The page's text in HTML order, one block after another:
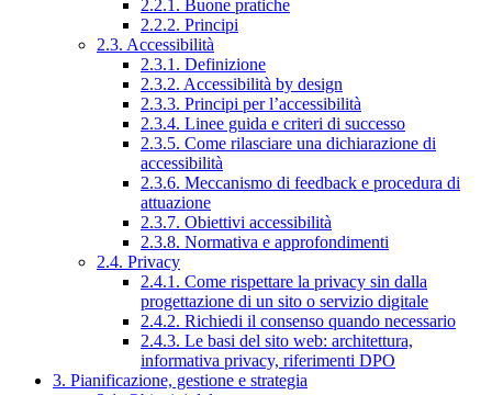
2.2.1. Buone pratiche
2.2.2. Principi
2.3. Accessibilità
2.3.1. Definizione
2.3.2. Accessibilità by design
2.3.3. Principi per l’accessibilità
2.3.4. Linee guida e criteri di successo
2.3.5. Come rilasciare una dichiarazione di
accessibilità
2.3.6. Meccanismo di feedback e procedura di
attuazione
2.3.7. Obiettivi accessibilità
2.3.8. Normativa e approfondimenti
2.4. Privacy
2.4.1. Come rispettare la privacy sin dalla
progettazione di un sito o servizio digitale
2.4.2. Richiedi il consenso quando necessario
2.4.3. Le basi del sito web: architettura,
informativa privacy, riferimenti DPO
3. Pianificazione, gestione e strategia